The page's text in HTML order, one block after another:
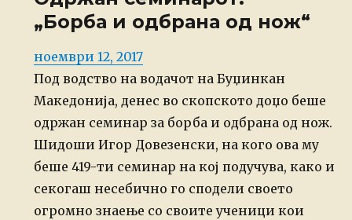
„Борба и одбрана од нож“
Posted
on
ноември 12, 2017
Под водство на водачот на Буџинкан
Македонија, денес во скопското доџо беше
одржан семинар за борба и одбрана од нож.
Шидоши Игор Довезенски, на кого ова му
беше 419-ти семинар на кој подучува, како и
секогаш несебично го сподели своето
огромно знаење со своите ученици кои